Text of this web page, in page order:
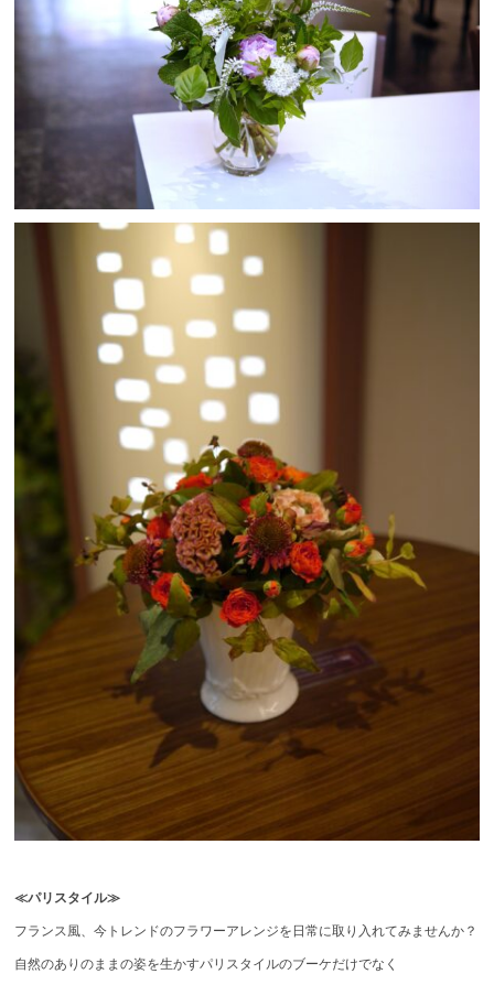
≪パリスタイル≫
フランス風、今トレンドのフラワーアレンジを日常に取り入れてみませんか？
自然のありのままの姿を生かすパリスタイルのブーケだけでなく